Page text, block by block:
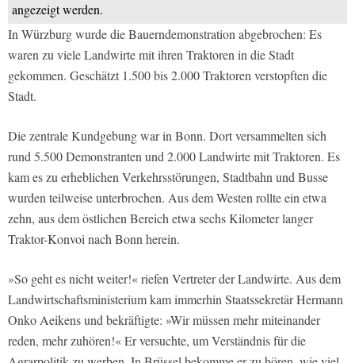
angezeigt werden.
In Würzburg wurde die Bauerndemonstration abgebrochen: Es
waren zu viele Landwirte mit ihren Traktoren in die Stadt
gekommen. Geschätzt 1.500 bis 2.000 Traktoren verstopften die
Stadt.
Die zentrale Kundgebung war in Bonn. Dort versammelten sich
rund 5.500 Demonstranten und 2.000 Landwirte mit Traktoren. Es
kam es zu erheblichen Verkehrsstörungen, Stadtbahn und Busse
wurden teilweise unterbrochen. Aus dem Westen rollte ein etwa
zehn, aus dem östlichen Bereich etwa sechs Kilometer langer
Traktor-Konvoi nach Bonn herein.
»So geht es nicht weiter!« riefen Vertreter der Landwirte. Aus dem
Landwirtschaftsministerium kam immerhin Staatssekretär Hermann
Onko Aeikens und bekräftigte: »Wir müssen mehr miteinander
reden, mehr zuhören!« Er versuchte, um Verständnis für die